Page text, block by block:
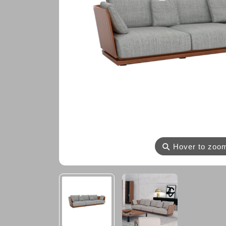
⚲ Hover to